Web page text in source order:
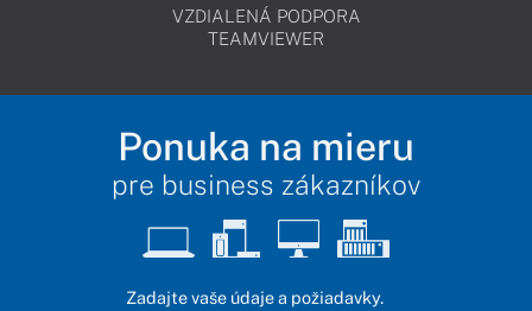
VZDIALENÁ PODPORA
TEAMVIEWER
Ponuka na mieru
pre business zákazníkov
Zadajte vaše údaje a požiadavky.